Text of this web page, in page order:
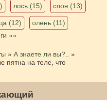
лось (15) слон (13)
(12)
олень (11)
»»
» А знаете ли вы?..
»
пятна на теле, что